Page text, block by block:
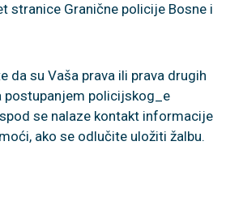
stranice Granične policije Bosne i
da su Vaša prava ili prava drugih
postupanjem policijskog_e
se nalaze kontakt informacije
ako se odlučite uložiti žalbu.